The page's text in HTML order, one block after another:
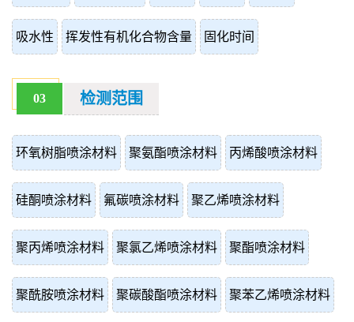
吸水性 挥发性有机化合物含量 固化时间
03 检测范围
环氧树脂喷涂材料 聚氨酯喷涂材料 丙烯酸喷涂材料
硅酮喷涂材料 氟碳喷涂材料 聚乙烯喷涂材料
聚丙烯喷涂材料 聚氯乙烯喷涂材料 聚酯喷涂材料
聚酰胺喷涂材料 聚碳酸酯喷涂材料 聚苯乙烯喷涂材料